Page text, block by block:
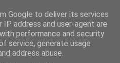
Google to deliver its services
IP address and user-agent are
performance and security
service, generate usage
address abuse.